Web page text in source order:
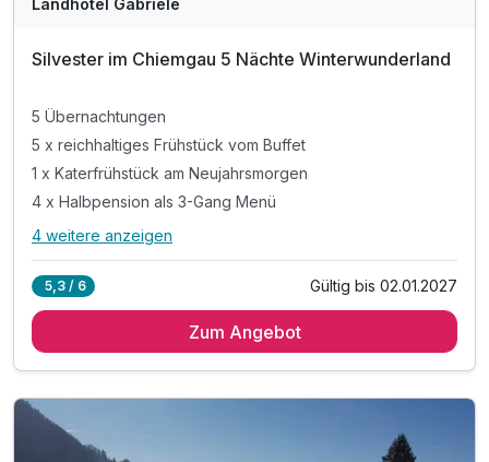
Landhotel Gabriele
Silvester im Chiemgau 5 Nächte Winterwunderland
5 Übernachtungen
5 x reichhaltiges Frühstück vom Buffet
1 x Katerfrühstück am Neujahrsmorgen
4 x Halbpension als 3-Gang Menü
Alle Inklusivleistungen
5 x reichhaltiges Frühstück vom Buffet
1 x Bunter Silvester-Abend
1 x Fackelwanderung mit Glühwein-Gaudi
4 weitere anzeigen
5,3 / 6 Gültig bis 02.01.2027
Zum Angebot